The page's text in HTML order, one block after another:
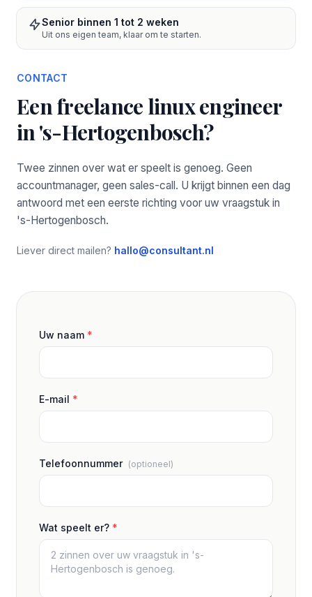
Senior binnen 1 tot 2 weken
Uit ons eigen team, klaar om te starten.
CONTACT
Een freelance linux engineer
in 's-Hertogenbosch?
Twee zinnen over wat er speelt is genoeg. Geen
accountmanager, geen sales-call. U krijgt binnen een dag
antwoord met een eerste richting voor uw vraagstuk in
's-Hertogenbosch.
Liever direct mailen? hallo@consultant.nl
Uw naam *
E-mail *
Telefoonnummer (optioneel)
Wat speelt er? *